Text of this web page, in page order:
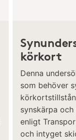
körkort
Denna
som behöver
synskärpa
enligt
och intyget